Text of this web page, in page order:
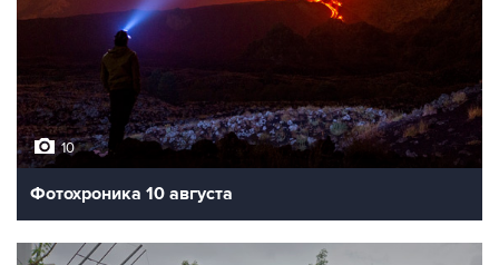
10
Фотохроника 10 августа